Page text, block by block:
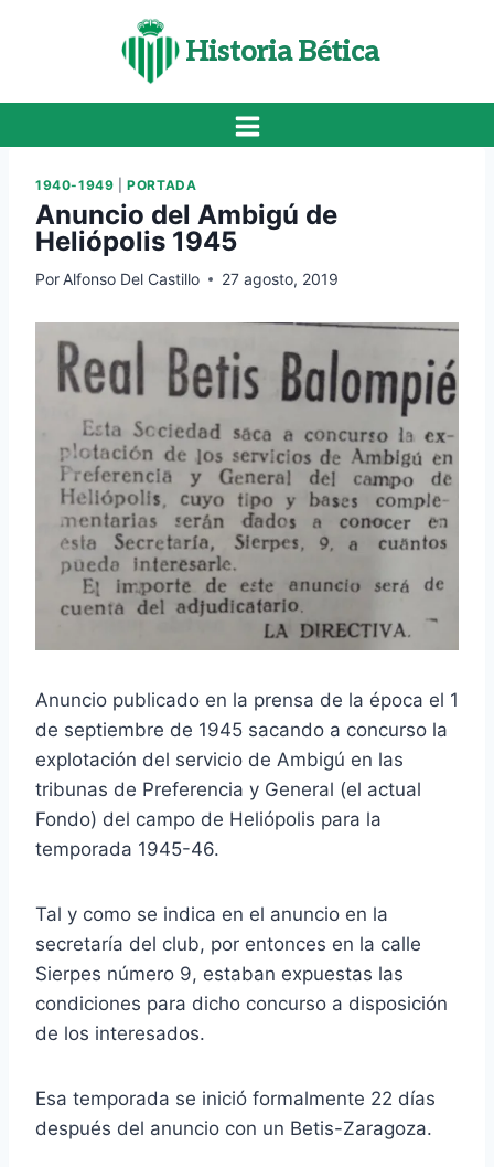
Historia Bética
1940-1949 |PORTADA
Anuncio del Ambigú de
Heliópolis 1945
Por Alfonso Del Castillo 27 agosto, 2019
Anuncio publicado en la prensa de la época el 1
de septiembre de 1945 sacando a concurso la
explotación del servicio de Ambigú en las
tribunas de Preferencia y General (el actual
Fondo) del campo de Heliópolis para la
temporada 1945-46.
Tal y como se indica en el anuncio en la
secretaría del club, por entonces en la calle
Sierpes número 9, estaban expuestas las
condiciones para dicho concurso a disposición
de los interesados.
Esa temporada se inició formalmente 22 días
después del anuncio con un Betis-Zaragoza.